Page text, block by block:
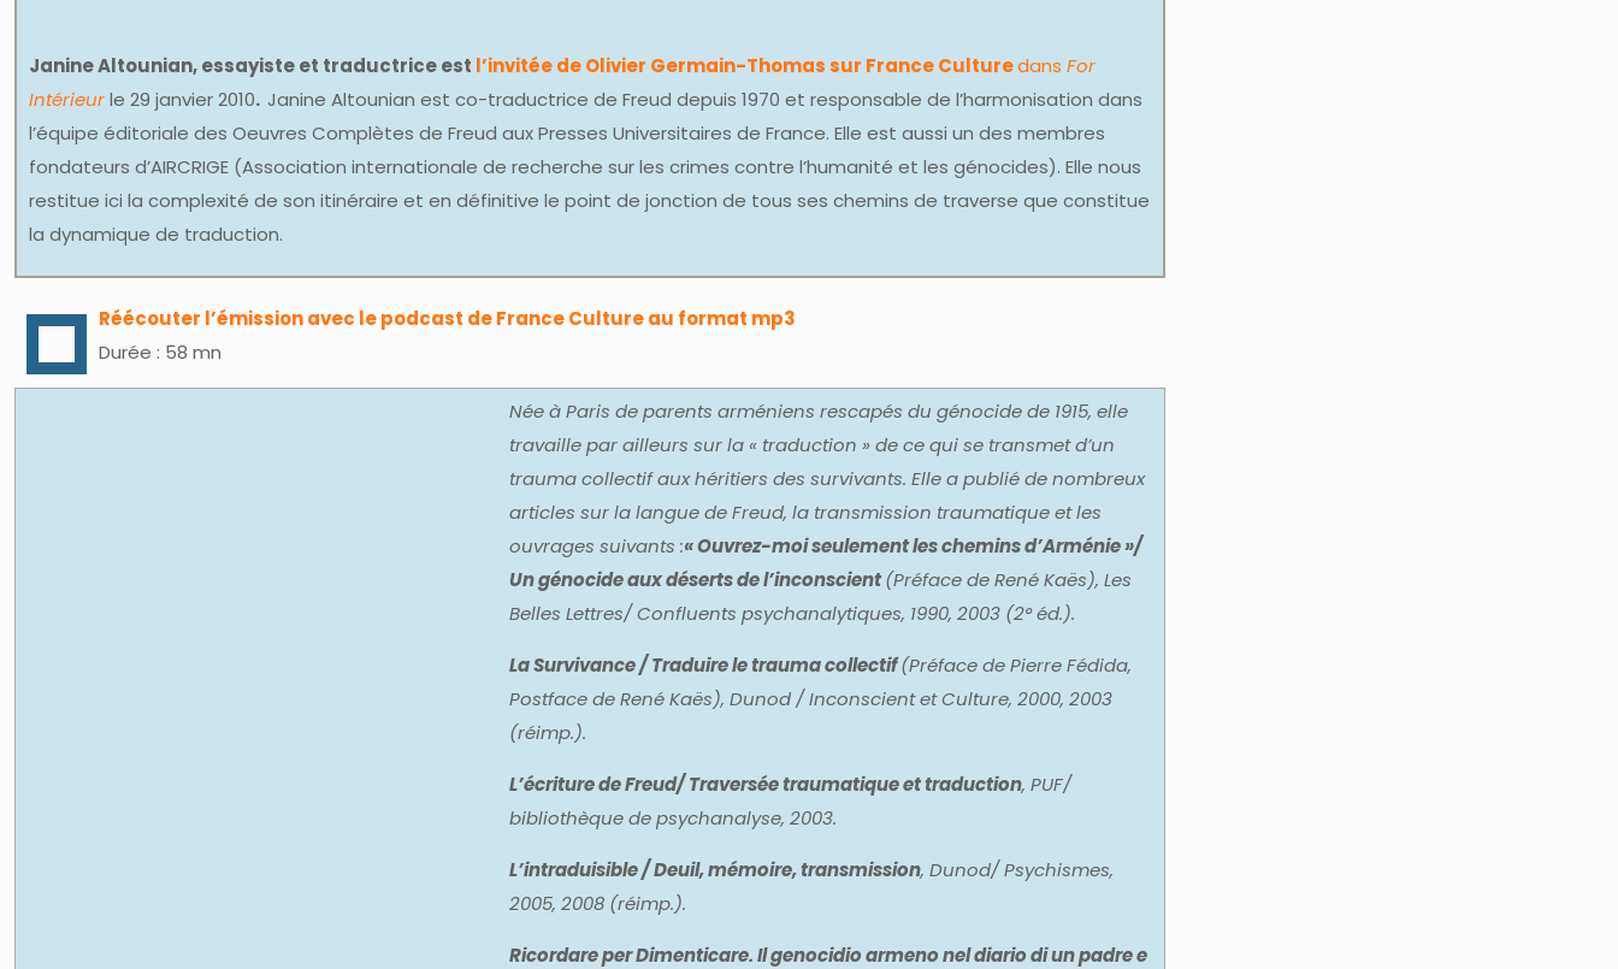
Janine Altounian, essayiste et traductrice est l’invitée deOlivier Germain-Thomas sur France Culturedans For
Intérieurle 29 janvier 2010. Janine Altounian est co-traductrice de Freud depuis 1970 et responsable de l’harmonisation dans
l’équipe éditoriale des Oeuvres Complètes de Freud aux Presses Universitaires de France. Elle est aussi un des membres
fondateurs d’AIRCRIGE (Association internationale de recherche sur les crimes contre l’humanité et les génocides). Elle nous
restitue ici la complexité de son itinéraire et en définitive le point de jonction de tous ses chemins de traverse que constitue
la dynamique de traduction.
Réécouter l’émission avec le podcast de France Culture au format mp3
Durée : 58 mn
Née à Paris de parents arméniens rescapés du génocide de 1915, elle
travaille par ailleurs sur la « traduction » de ce qui se transmet d’un
trauma collectif aux héritiers des survivants. Elle a publié de nombreux
articles sur la langue de Freud, la transmission traumatique et les
ouvrages suivants :« Ouvrez-moi seulement les chemins d’Arménie »/
Un génocide aux déserts de l’inconscient(Préface de René Kaës), Les
Belles Lettres/ Confluents psychanalytiques, 1990, 2003 (2° éd.).
La Survivance / Traduire le trauma collectif(Préface de Pierre Fédida,
Postface de René Kaës), Dunod / Inconscient et Culture, 2000, 2003
(réimp.).
L’écriture de Freud/ Traversée traumatique et traduction, PUF/
bibliothèque de psychanalyse, 2003.
L’intraduisible / Deuil, mémoire, transmission, Dunod/ Psychismes,
2005, 2008 (réimp.).
Ricordare per Dimenticare. Il genocidio armeno nel diario di un padre e